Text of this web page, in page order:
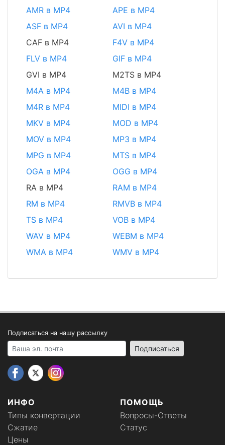
AMR в MP4
APE в MP4
ASF в MP4
AVI в MP4
CAF в MP4
F4V в MP4
FLV в MP4
GIF в MP4
GVI в MP4
M2TS в MP4
M4A в MP4
M4B в MP4
M4R в MP4
MIDI в MP4
MKV в MP4
MOD в MP4
MOV в MP4
MP3 в MP4
MPG в MP4
MTS в MP4
OGA в MP4
OGG в MP4
RA в MP4
RAM в MP4
RM в MP4
RMVB в MP4
TS в MP4
VOB в MP4
WAV в MP4
WEBM в MP4
WMA в MP4
WMV в MP4
ИНФО
Типы конвертации
Сжатие
Цены
ПОМОЩЬ
Вопросы-Ответы
Статус
Подписаться на нашу рассылку
Your email address Подписаться